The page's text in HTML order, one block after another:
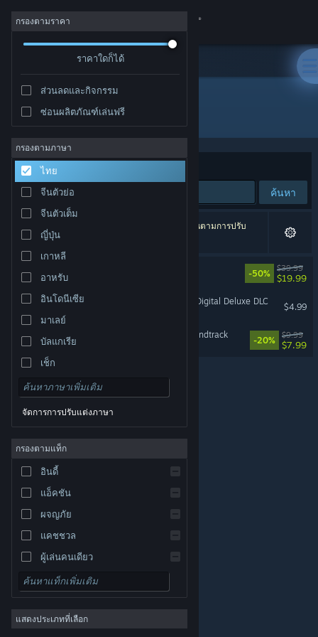
เข้าสู่ระบบ
ชุมชน
เกี่ยวกับ
ฝ่ายสนับสนุน
เปลี่ยนภาษา
รับแอป Steam แบบพกพา
ชมเว็บไซต์สำหรับเดสก์ท็อป
© Valve Corporation สงวนลิขสิทธิ์ เครื่องหมายการค้า
ทั้งหมดเป็นทรัพย์สินของเจ้าของที่เกี่ยวข้องในสหรัฐอเมริกา
และประเทศอื่นนโยบายความเป็นส่วนตัว|กฎหมาย
การคืนเงิน |
กรองตามราคา
ราคาใดก็ได้
ส่วนลดและกิจกรรม
ซ่อนผลิตภัณฑ์เล่นฟรี
กรองตามภาษา
ไทย
จีนตัวย่อ
จีนตัวเต็ม
ญี่ปุ่น
เกาหลี
อาหรับ
อินโดนีเซีย
มาเลย์
บัลแกเรีย
เช็ก
เดนมาร์ก
อังกฤษ
สเปน
สเปน-ลาตินอเมริกา
กรีก
จัดการการปรับแต่งภาษา
กรองตามแท็ก
อินดี้
แอ็คชัน
ผจญภัย
แคชชวล
ผู้เล่นคนเดียว
จำลองสถานการณ์
เกมสวมบทบาท
กลยุทธ์
แสดงประเภทที่เลือก
ผู้พัฒนา: Monstars Inc.
จัดเรียงตาม
ค้นหา
3 ผลลัพธ์ตรงกับที่คุณค้นหา 4 ผลิตภัณฑ์ได้ถูกละเว้นตามการปรับ
แต่งของคุณ
-50%
$39.99
$19.99
Tetris® Effect: Connected Digital Deluxe DLC
$4.99
Lumines Arise Original Soundtrack
-20%
$9.99
$7.99